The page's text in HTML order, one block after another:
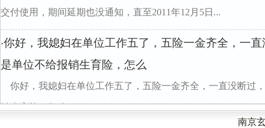
交付使用，期间延期也没通知，直至2011年12月5日...
·你好，我媳妇在单位工作五了，五险一金齐全，一
是单位不给报销生育险，怎么
你好，我媳妇在单位工作五了，五险一金齐全，一直没断过
销生育险，怎么
南京